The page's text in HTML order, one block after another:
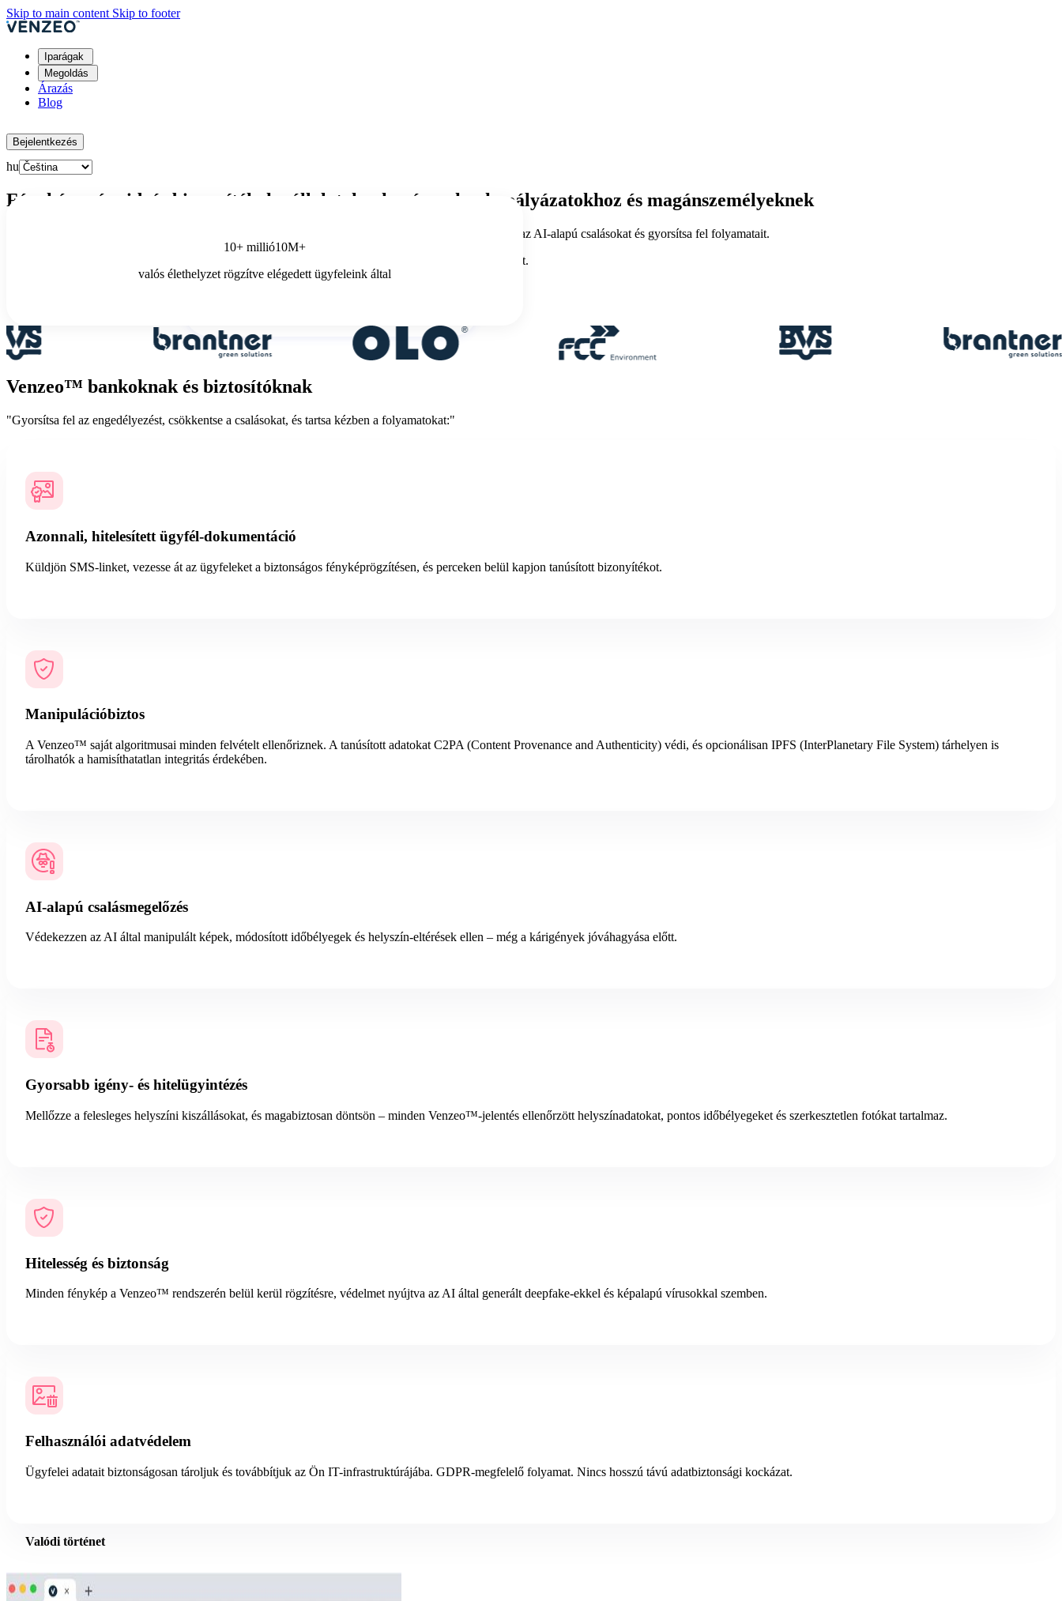
Skip to main content Skip to footer
Iparágak
Megoldás
Árazás
Blog
Bejelentkezés
hu
Fényképes és videós bizonyítékok vállalatoknak, városoknak, pályázatokhoz és magánszemélyeknek
Gyűjtsön strukturált fényképes bizonyítékokat munkatársaitól, ügyfeleitől vagy vásárlóitól – korlátozza az AI-alapú csalásokat és gyorsítsa fel folyamatait.
Tanúsított a Venzeo™ saját algoritmusaival. C2PA és IPFS védelemmel a manipulációbiztos integritásért.
10+ millió10M+
valós élethelyzet rögzítve elégedett ügyfeleink által
Venzeo™ bankoknak és biztosítóknak
"Gyorsítsa fel az engedélyezést, csökkentse a csalásokat, és tartsa kézben a folyamatokat:"
Azonnali, hitelesített ügyfél-dokumentáció
Küldjön SMS-linket, vezesse át az ügyfeleket a biztonságos fényképrögzítésen, és perceken belül kapjon tanúsított bizonyítékot.
Manipulációbiztos
A Venzeo™ saját algoritmusai minden felvételt ellenőriznek. A tanúsított adatokat C2PA (Content Provenance and Authenticity) védi, és opcionálisan IPFS (InterPlanetary File System) tárhelyen is
tárolhatók a hamisíthatatlan integritás érdekében.
AI-alapú csalásmegelőzés
Védekezzen az AI által manipulált képek, módosított időbélyegek és helyszín-eltérések ellen – még a kárigények jóváhagyása előtt.
Gyorsabb igény- és hitelügyintézés
Mellőzze a felesleges helyszíni kiszállásokat, és magabiztosan döntsön – minden Venzeo™-jelentés ellenőrzött helyszínadatokat, pontos időbélyegeket és szerkesztetlen fotókat tartalmaz.
Hitelesség és biztonság
Minden fénykép a Venzeo™ rendszerén belül kerül rögzítésre, védelmet nyújtva az AI által generált deepfake-ekkel és képalapú vírusokkal szemben.
Felhasználói adatvédelem
Ügyfelei adatait biztonságosan tároljuk és továbbítjuk az Ön IT-infrastruktúrájába. GDPR-megfelelő folyamat. Nincs hosszú távú adatbiztonsági kockázat.
Valódi történet